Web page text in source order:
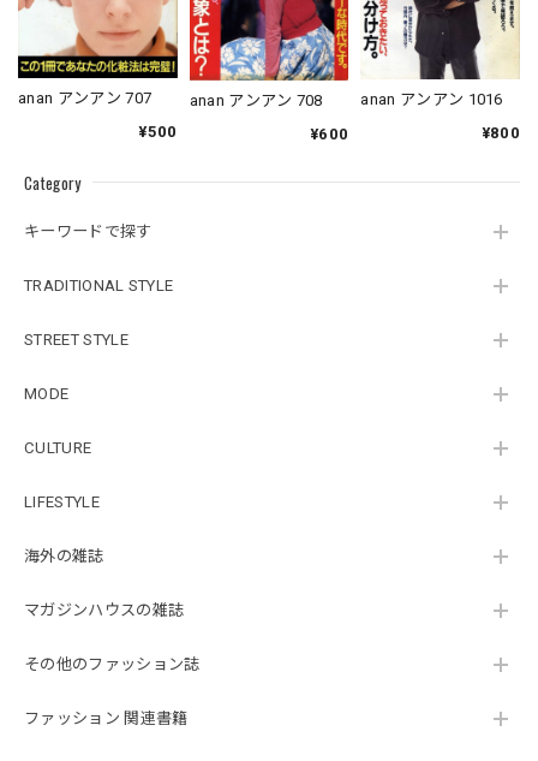
Category
キーワードで探す
TRADITIONAL STYLE
STREET STYLE
MODE
CULTURE
LIFESTYLE
海外の雑誌
マガジンハウスの雑誌
その他のファッション誌
ファッション 関連書籍
anan アンアン 707
¥500
anan アンアン 708
¥600
anan アンアン 1016
¥800